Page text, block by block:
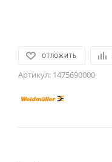
ОТЛОЖИТЬ
Артикул: 1475690000